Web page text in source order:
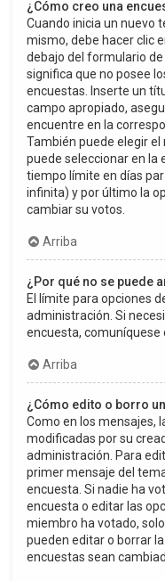
¿Cómo creo una
Cuando inicia un nuevo
mismo, debe hacer clic
debajo del formulario de
significa que no posee
encuestas. Inserte un
campo apropiado,
encuentre en la
También puede elegir
puede seleccionar en la
tiempo límite en días
infinita) y por último la
cambiar su votos.
Arriba
¿Por qué no se puede
El límite para opciones
administración. Si
encuesta, comuníquese
Arriba
¿Cómo edito o borro
Como en los mensajes,
modificadas por su
administración. Para
primer mensaje del
encuesta. Si nadie ha
encuesta o editar las
miembro ha votado,
pueden editar o borrar
encuestas sean